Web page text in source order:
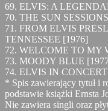
69. ELVIS: A
70. THE SUN
71. FROM ELVIS
TENNESSEE [1976]
72. WELCOME TO MY
73. MOODY BLUE
74. ELVIS IN
* Spis zawierający tytuł i
podstawie książki Ernsta
Nie zawiera singli oraz